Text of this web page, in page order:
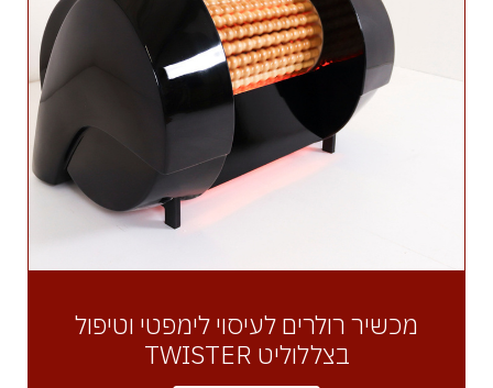
מכשיר רולרים לעיסוי לימפטי וטיפול
בצללוליט TWISTER